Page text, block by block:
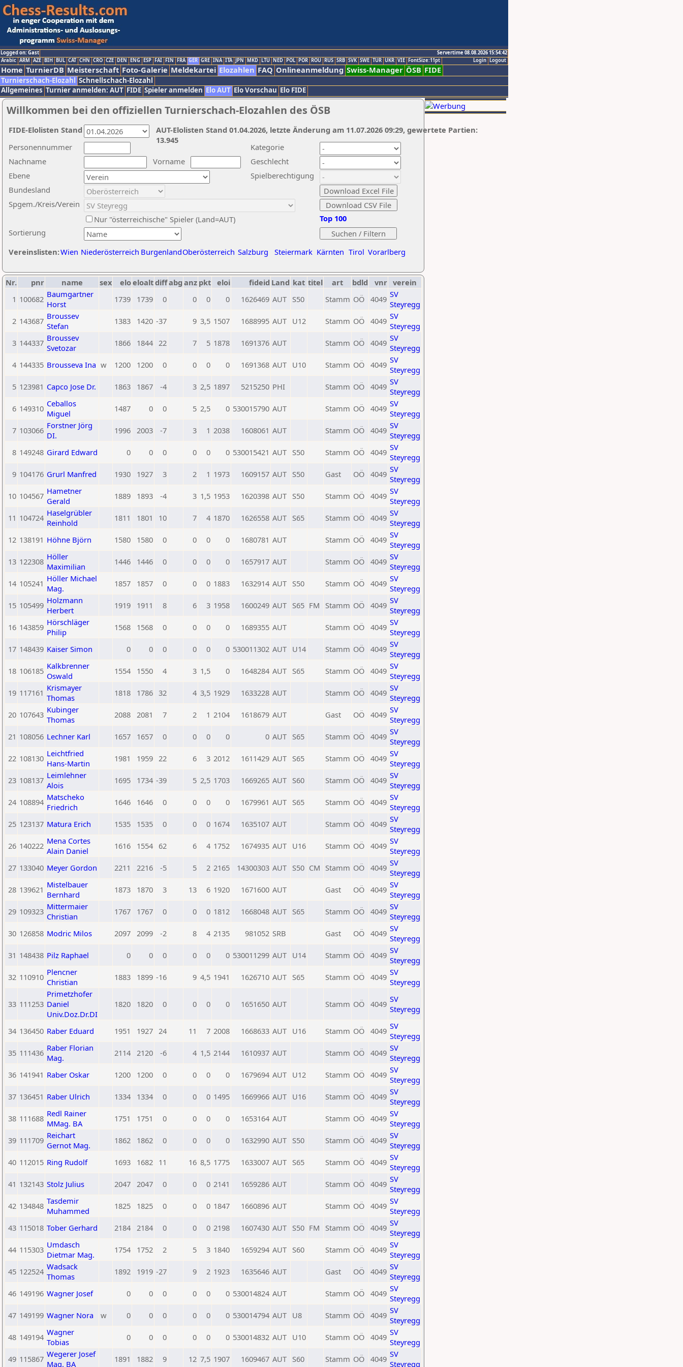
Logged on: Gast
Servertime 08.08.2026 15:54:42
Logout
Login
Arabic ARM AZE BIH BUL CAT CHN CRO CZE DEN ENG ESP FAI FIN FRA GER GRE INA ITA JPN MKD LTU NED POL POR ROU RUS SRB SVK SWE TUR UKR VIE FontSize:11pt
Home TurnierDB Meisterschaft Foto-Galerie Meldekartei Elozahlen FAQ Onlineanmeldung Swiss-Manager ÖSB FIDE
Turnierschach-Elozahl Schnellschach-Elozahl
Allgemeines Turnier anmelden: AUT FIDE Spieler anmelden Elo AUT Elo Vorschau Elo FIDE
Willkommen bei den offiziellen Turnierschach-Elozahlen des ÖSB
Nachname
Vorname
Ebene
Kategorie
Sortierung
Personennummer
Bundesland
Spgem./Kreis/Verein
Geschlecht
Nur "österreichische" Spieler (Land=AUT)
Spielberechtigung
Vereinslisten:Wien Niederösterreich BurgenlandOberösterreich Salzburg Steiermark Kärnten Tirol Vorarlberg
Top 100
AUT-Elolisten Stand 01.04.2026, letzte Änderung am 11.07.2026 09:29, gewertete Partien:
13.945
FIDE-Elolisten Stand
Nr. pnr name sex eloeloaltdiffabg anz pkt eloi fideid Land kat titel art bdld vnr verein
1 100682 Baumgartner
Horst
1739 1739 0 0 0 0 1626469 AUT S50 Stamm OÖ 4049 SV
Steyregg
2 143687 Broussev
Stefan
1383 1420 -37 9 3,5 1507 1688995 AUT U12 Stamm OÖ 4049 SV
Steyregg
3 144337 Broussev
Svetozar
1866 1844 22 7 5 1878 1691376 AUT Stamm OÖ 4049 SV
Steyregg
4 144335 Brousseva Ina w 1200 1200 0 0 0 0 1691368 AUT U10 Stamm OÖ 4049 SV
Steyregg
5 123981 Capco Jose Dr. 1863 1867 -4 3 2,5 1897 5215250 PHI Stamm OÖ 4049 SV
Steyregg
6 149310 Ceballos
Miguel
1487 0 0 5 2,5 0 530015790 AUT Stamm OÖ 4049 SV
Steyregg
7 103066 Forstner Jörg
DI.
1996 2003 -7 3 1 2038 1608061 AUT Stamm OÖ 4049 SV
Steyregg
8 149248 Girard Edward 0 0 0 0 0 0 530015421 AUT S50 Stamm OÖ 4049 SV
Steyregg
9 104176 Grurl Manfred 1930 1927 3 2 1 1973 1609157 AUT S50 Gast OÖ 4049 SV
Steyregg
10 104567 Hametner
Gerald
1889 1893 -4 3 1,5 1953 1620398 AUT S50 Stamm OÖ 4049 SV
Steyregg
11 104724 Haselgrübler
Reinhold
1811 1801 10 7 4 1870 1626558 AUT S65 Stamm OÖ 4049 SV
Steyregg
12 138191 Höhne Björn 1580 1580 0 0 0 0 1680781 AUT Stamm OÖ 4049 SV
Steyregg
13 122308 Höller
Maximilian
1446 1446 0 0 0 0 1657917 AUT Stamm OÖ 4049 SV
Steyregg
14 105241 Höller Michael
Mag.
1857 1857 0 0 0 1883 1632914 AUT S50 Stamm OÖ 4049 SV
Steyregg
15 105499 Holzmann
Herbert
1919 1911 8 6 3 1958 1600249 AUT S65 FM Stamm OÖ 4049 SV
Steyregg
16 143859 Hörschläger
Philip
1568 1568 0 0 0 0 1689355 AUT Stamm OÖ 4049 SV
Steyregg
17 148439 Kaiser Simon 0 0 0 0 0 0 530011302 AUT U14 Stamm OÖ 4049 SV
Steyregg
18 106185 Kalkbrenner
Oswald
1554 1550 4 3 1,5 0 1648284 AUT S65 Stamm OÖ 4049 SV
Steyregg
19 117161 Krismayer
Thomas
1818 1786 32 4 3,5 1929 1633228 AUT Stamm OÖ 4049 SV
Steyregg
20 107643 Kubinger
Thomas
2088 2081 7 2 1 2104 1618679 AUT Gast OÖ 4049 SV
Steyregg
21 108056 Lechner Karl 1657 1657 0 0 0 0 0 AUT S65 Stamm OÖ 4049 SV
Steyregg
22 108130 Leichtfried
Hans-Martin
1981 1959 22 6 3 2012 1611429 AUT S65 Stamm OÖ 4049 SV
Steyregg
23 108137 Leimlehner
Alois
1695 1734 -39 5 2,5 1703 1669265 AUT S60 Stamm OÖ 4049 SV
Steyregg
24 108894 Matscheko
Friedrich
1646 1646 0 0 0 0 1679961 AUT S65 Stamm OÖ 4049 SV
Steyregg
25 123137 Matura Erich 1535 1535 0 0 0 1674 1635107 AUT Stamm OÖ 4049 SV
Steyregg
26 140222 Mena Cortes
Alain Daniel
1616 1554 62 6 4 1752 1674935 AUT U16 Stamm OÖ 4049 SV
Steyregg
27 133040 Meyer Gordon 2211 2216 -5 5 2 2165 14300303 AUT S50 CM Stamm OÖ 4049 SV
Steyregg
28 139621 Mistelbauer
Bernhard
1873 1870 3 13 6 1920 1671600 AUT Gast OÖ 4049 SV
Steyregg
29 109323 Mittermaier
Christian
1767 1767 0 0 0 1812 1668048 AUT S65 Stamm OÖ 4049 SV
Steyregg
30 126858 Modric Milos 2097 2099 -2 8 4 2135 981052 SRB Gast OÖ 4049 SV
Steyregg
31 148438 Pilz Raphael 0 0 0 0 0 0 530011299 AUT U14 Stamm OÖ 4049 SV
Steyregg
32 110910 Plencner
Christian
1883 1899 -16 9 4,5 1941 1626710 AUT S65 Stamm OÖ 4049 SV
Steyregg
33 111253
Primetzhofer
Daniel
Univ.Doz.Dr.DI
1820 1820 0 0 0 0 1651650 AUT Stamm OÖ 4049 SV
Steyregg
34 136450 Raber Eduard 1951 1927 24 11 7 2008 1668633 AUT U16 Stamm OÖ 4049 SV
Steyregg
35 111436 Raber Florian
Mag.
2114 2120 -6 4 1,5 2144 1610937 AUT Stamm OÖ 4049 SV
Steyregg
36 141941 Raber Oskar 1200 1200 0 0 0 0 1679694 AUT U12 Stamm OÖ 4049 SV
Steyregg
37 136451 Raber Ulrich 1334 1334 0 0 0 1495 1669966 AUT U16 Stamm OÖ 4049 SV
Steyregg
38 111688 Redl Rainer
MMag. BA
1751 1751 0 0 0 0 1653164 AUT Stamm OÖ 4049 SV
Steyregg
39 111709 Reichart
Gernot Mag.
1862 1862 0 0 0 0 1632990 AUT S50 Stamm OÖ 4049 SV
Steyregg
40 112015 Ring Rudolf 1693 1682 11 16 8,5 1775 1633007 AUT S65 Stamm OÖ 4049 SV
Steyregg
41 132143 Stolz Julius 2047 2047 0 0 0 2141 1659286 AUT Stamm OÖ 4049 SV
Steyregg
42 134848 Tasdemir
Muhammed
1825 1825 0 0 0 1847 1660896 AUT Stamm OÖ 4049 SV
Steyregg
43 115018 Tober Gerhard 2184 2184 0 0 0 2198 1607430 AUT S50 FM Stamm OÖ 4049 SV
Steyregg
44 115303 Umdasch
Dietmar Mag.
1754 1752 2 5 3 1840 1659294 AUT S60 Stamm OÖ 4049 SV
Steyregg
45 122524 Wadsack
Thomas
1892 1919 -27 9 2 1923 1635646 AUT Gast OÖ 4049 SV
Steyregg
46 149196 Wagner Josef 0 0 0 0 0 0 530014824 AUT Stamm OÖ 4049 SV
Steyregg
47 149199 Wagner Nora w 0 0 0 0 0 0 530014794 AUT U8 Stamm OÖ 4049 SV
Steyregg
48 149194 Wagner
Tobias
0 0 0 0 0 0 530014832 AUT U10 Stamm OÖ 4049 SV
Steyregg
49 115867 Wegerer Josef
Mag. BA
1891 1882 9 12 7,5 1907 1609467 AUT S60 Stamm OÖ 4049 SV
Steyregg